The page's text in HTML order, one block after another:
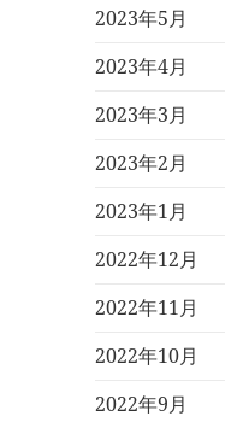
2023年5月
2023年4月
2023年3月
2023年2月
2023年1月
2022年12月
2022年11月
2022年10月
2022年9月